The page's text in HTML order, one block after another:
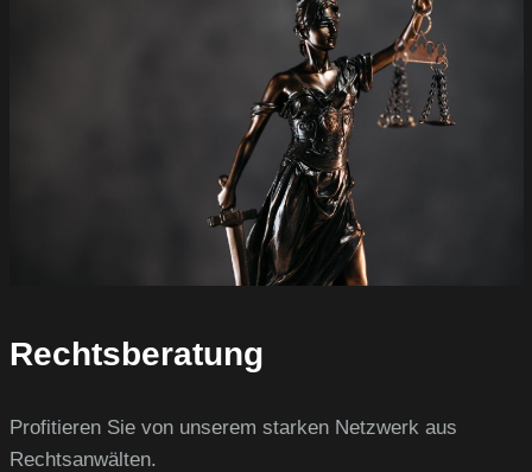
Rechtsberatung
Profitieren Sie von unserem starken Netzwerk aus
Rechtsanwälten.